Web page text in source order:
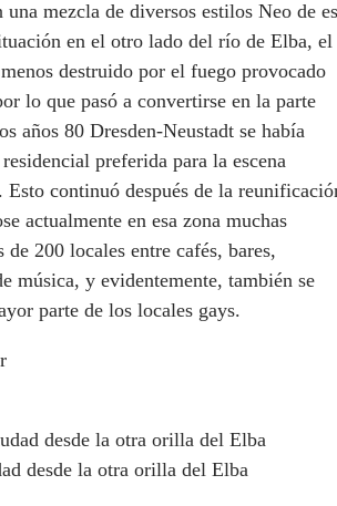
mezcla de diversos estilos Neo de
en el otro lado del río de Elba, el
destruido por el fuego provocado
lo que pasó a convertirse en la parte
años 80 Dresden-Neustadt se había
preferida para la escena
continuó después de la
actualmente en esa zona muchas
de 200 locales entre cafés, bares,
música, y evidentemente, también se
parte de los locales gays.
desde la otra orilla del Elba